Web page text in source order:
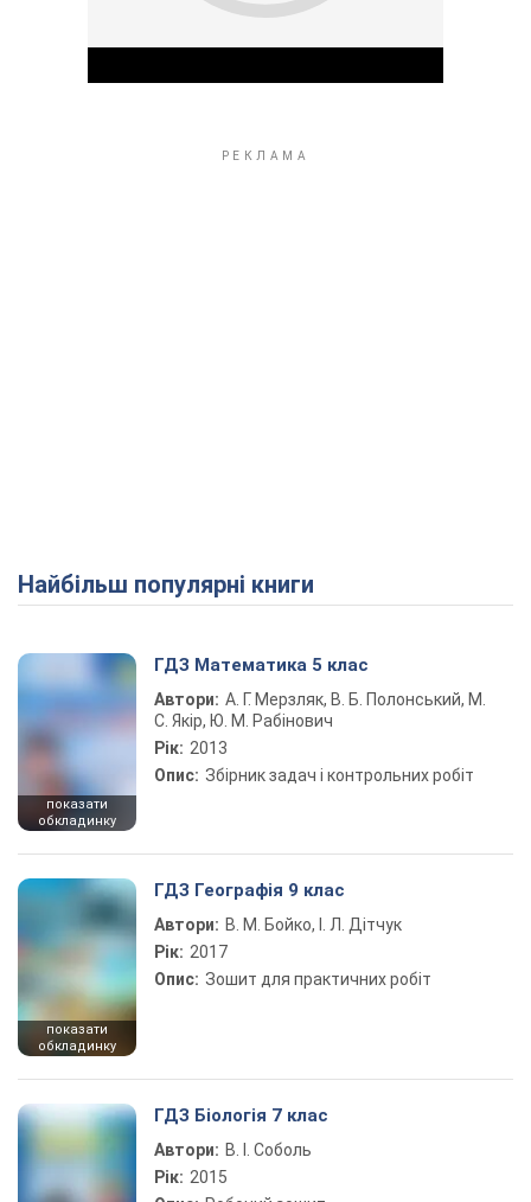
Найбільш популярні книги
показати
обкладинку
ГДЗ Математика 5 клас
Автори: А. Г. Мерзляк, В. Б. Полонський, М.
С. Якір, Ю. М. Рабінович
Рік: 2013
Опис: Збірник задач і контрольних робіт
показати
обкладинку
ГДЗ Географія 9 клас
Автори: В. М. Бойко, І. Л. Дітчук
Рік: 2017
Опис: Зошит для практичних робіт
ГДЗ Біологія 7 клас
Автори: В. І. Соболь
Рік: 2015